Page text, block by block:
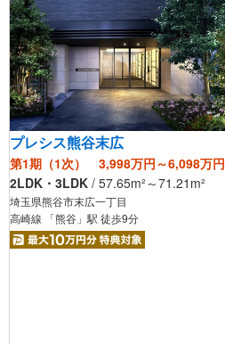
プレシス熊谷末広
第1期（1次） 3,998万円～6,098万円
2LDK・3LDK / 57.65m² ～71.21 m²
埼玉県熊谷市末広一丁目
高崎線 「熊谷」駅 徒歩9分